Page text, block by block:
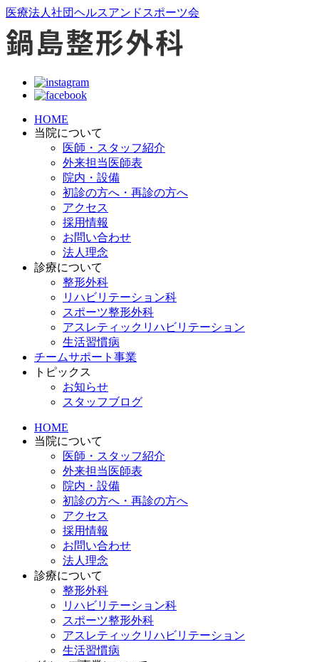
医療法人社団ヘルスアンドスポーツ会
HOME
当院について
医師・スタッフ紹介
外来担当医師表
院内・設備
初診の方へ・再診の方へ
アクセス
採用情報
お問い合わせ
法人理念
診療について
整形外科
リハビリテーション科
スポーツ整形外科
アスレティックリハビリテーション
生活習慣病
チームサポート事業
トピックス
お知らせ
スタッフブログ
HOME
当院について
医師・スタッフ紹介
外来担当医師表
院内・設備
初診の方へ・再診の方へ
アクセス
採用情報
お問い合わせ
法人理念
診療について
整形外科
リハビリテーション科
スポーツ整形外科
アスレティックリハビリテーション
生活習慣病